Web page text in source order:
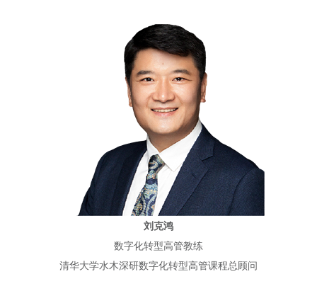
刘克鸿
数字化转型高管教练
清华大学水木深研数字化转型高管课程总顾问